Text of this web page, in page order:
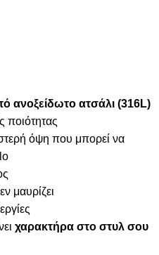
ανοξείδωτο ατσάλι (316L)
ποιότητας
όψη που μπορεί να
μαυρίζει
χαρακτήρα στο στυλ σου